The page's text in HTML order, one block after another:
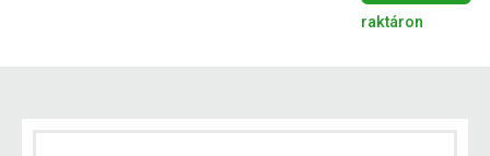
raktáron